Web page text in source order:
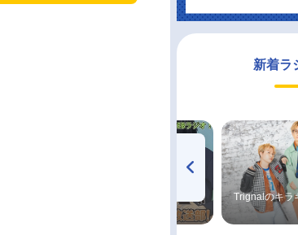
新着ラ
Trignalのキラ